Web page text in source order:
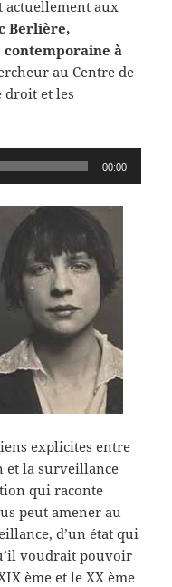
actuellement aux
Berlière,
à
au Centre de
droit et les
00:00
explicites entre
et la surveillance
qui raconte
peut amener au
d’un état qui
voudrait pouvoir
ème et le XX ème